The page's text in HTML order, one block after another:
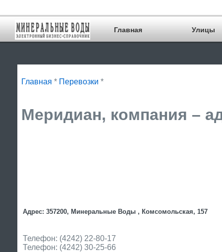
Главная Улицы
Главная * Перевозки *
Меридиан, компания –
Адрес: 357200, Минеральные Воды , Комсомольская, 157
Телефон: (4242) 22-80-17
Телефон: (4242) 30-25-66